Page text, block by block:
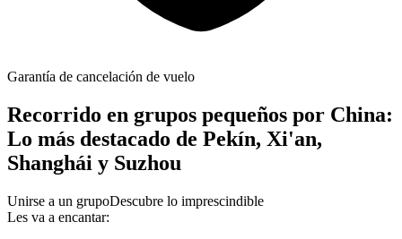
Garantía de cancelación de vuelo
Recorrido en grupos pequeños por China:
Lo más destacado de Pekín, Xi'an,
Shanghái y Suzhou
Unirse a un grupoDescubre lo imprescindible
Les va a encantar: